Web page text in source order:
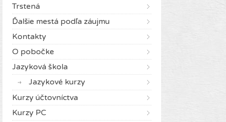
Trstená
Ďalšie mestá podľa záujmu
Kontakty
O pobočke
Jazyková škola
Jazykové kurzy
Kurzy účtovníctva
Kurzy PC